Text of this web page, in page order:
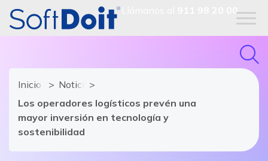
911 98 20 00
Inicio
Noticias de software y TIC
Los operadores logísticos prevén una
mayor inversión en tecnología y
sostenibilidad